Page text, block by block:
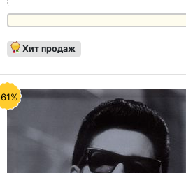
Хит продаж